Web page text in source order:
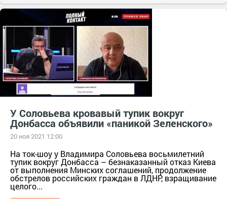
У Соловьева кровавый тупик вокруг
Донбасса объявили «паникой Зеленского»
20 ноя 2021 12:00
На ток-шоу у Владимира Соловьева восьмилетний
тупик вокруг Донбасса – безнаказанный отказ Киева
от выполнения Минских соглашений, продолжение
обстрелов российских граждан в ЛДНР, взращивание
целого...